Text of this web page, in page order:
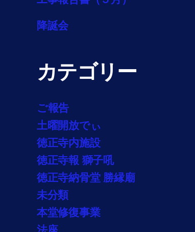
降誕会
カテゴリー
ご報告
土曜開放でぃ
徳正寺内施設
徳正寺報 獅子吼
徳正寺納骨堂 勝縁廟
未分類
本堂修復事業